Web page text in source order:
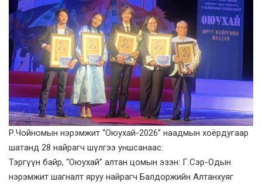
Р.Чойномын нэрэмжит “Оюухай-2026” наадмын хоёрдугаар
шатанд 28 найрагч шүлгээ уншсанаас:
Тэргүүн байр, “Оюухай” алтан цомын эзэн: Г.Сэр-Одын
нэрэмжит шагналт яруу найрагч Балдоржийн Алтанхуяг